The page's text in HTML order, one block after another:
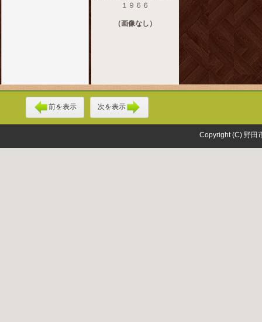
１９６６
（画像なし）
前を表示 次を表示
Copyright (C) 野田